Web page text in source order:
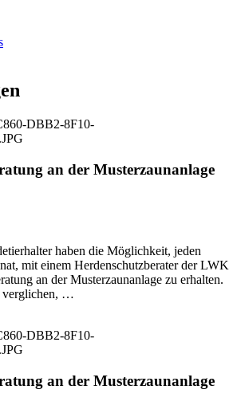
an der Musterzaunanlage
haben die Möglichkeit, jeden
mit einem Herdenschutzberater der LWK
an der Musterzaunanlage zu erhalten.
verglichen, …
an der Musterzaunanlage